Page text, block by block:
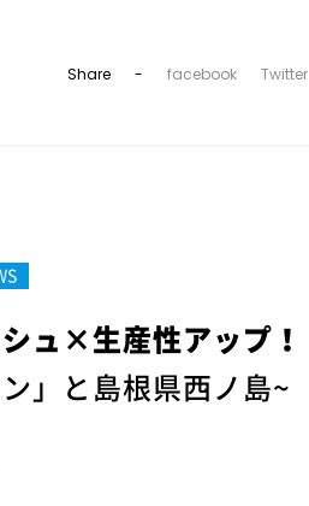
Share facebook Twitter
ュ×生産性アップ！
」と島根県西ノ島~